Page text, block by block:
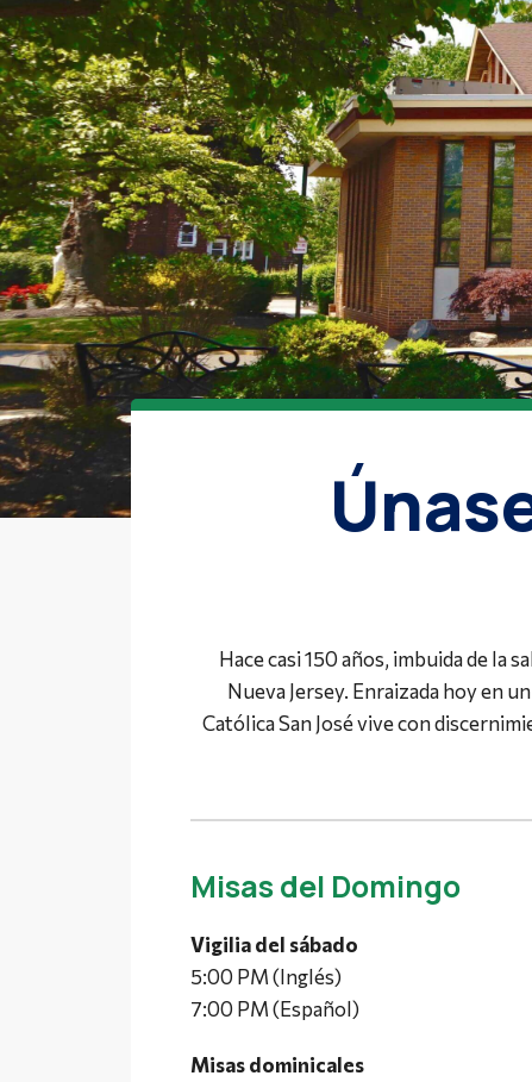
Hace casi 150 años, imbuida de la
Nueva Jersey. Enraizada hoy en
Católica San José vive con
Misas del Domingo
Vigilia del sábado
5:00 PM (Inglés)
7:00 PM (Español)
Misas dominicales